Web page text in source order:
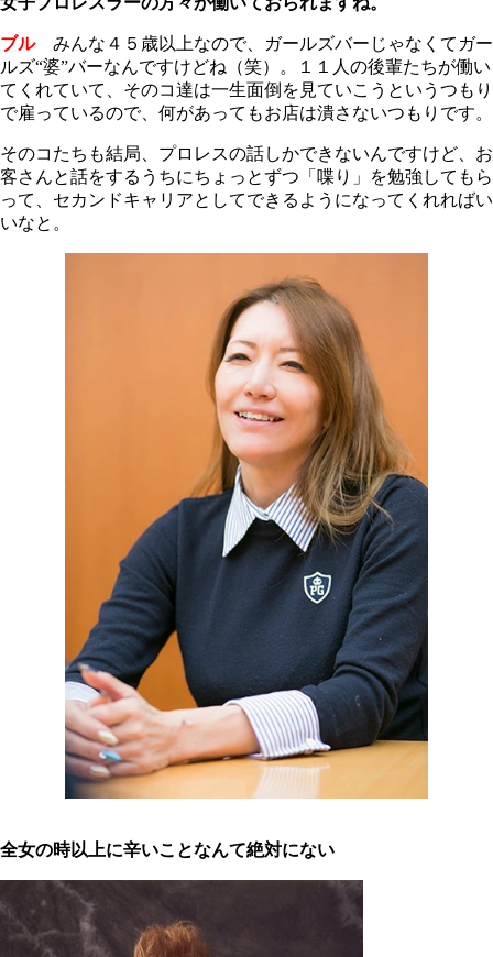
ブル
みんな４５歳以上なので、ガールズバーじゃなくてガー
ルズ“婆”バーなんですけどね（笑）。１１人の後輩たちが働い
てくれていて、そのコ達は一生面倒を見ていこうというつもり
で雇っているので、何があってもお店は潰さないつもりです。
そのコたちも結局、プロレスの話しかできないんですけど、お
客さんと話をするうちにちょっとずつ「喋り」を勉強してもら
って、セカンドキャリアとしてできるようになってくれればい
いなと。
全女の時以上に辛いことなんて絶対にない